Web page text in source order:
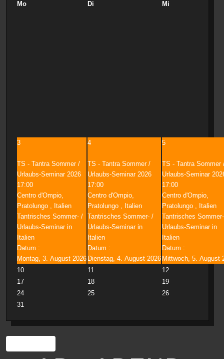
Mo
Di Mi
3
TS - Tantra Sommer /
Urlaubs-Seminar 2026
17:00
Centro d'Ompio,
Pratolungo , Italien
Tantrisches Sommer- /
Urlaubs-Seminar in
Italien
Datum :
Montag, 3. August 2026
4
TS - Tantra Sommer /
Urlaubs-Seminar 2026
17:00
Centro d'Ompio,
Pratolungo , Italien
Tantrisches Sommer- /
Urlaubs-Seminar in
Italien
Datum :
Dienstag, 4. August 2026
5
TS - Tantra Sommer
Urlaubs-Seminar
17:00
Centro d'Ompio,
Pratolungo , Italien
Tantrisches
Urlaubs-Seminar in
Italien
Datum :
Mittwoch, 5. August
10
11
12
17
18
19
24
25
26
31